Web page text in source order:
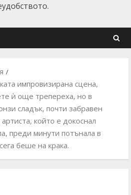
импровизирана сцена,
ѝ още трепереха, но в
сладък, почти забравен
който е докоснал
преди минути потънала в
беше на крака.